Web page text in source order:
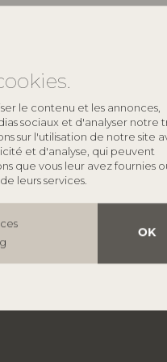
le contenu et les annonces,
sociaux et d'analyser notre
sur l'utilisation de notre site
et d'analyse, qui peuvent
que vous leur avez fournies
leurs services.
OK